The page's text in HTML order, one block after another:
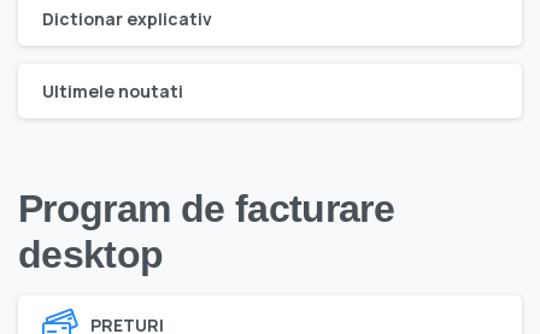
Dictionar explicativ
Ultimele noutati
Program de facturare
desktop
PRETURI